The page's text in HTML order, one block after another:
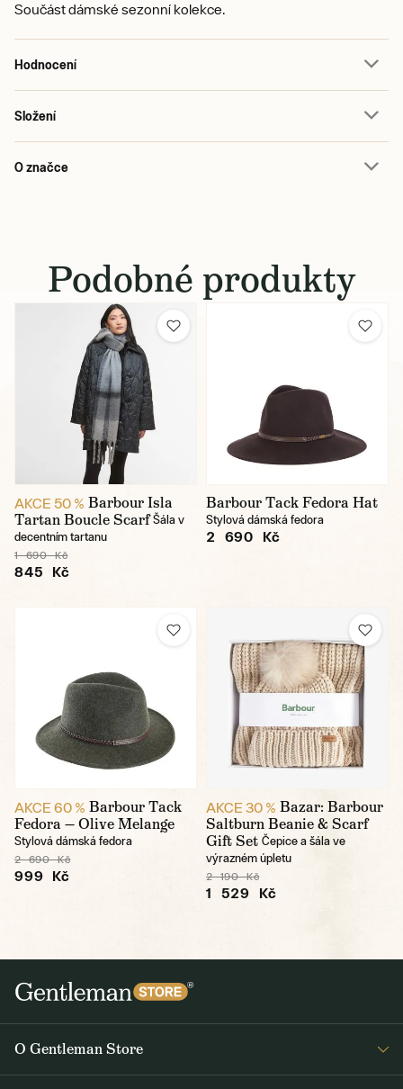
Součást dámské sezonní kolekce.
Hodnocení
Složení
O značce
Podobné produkty
AKCE 50 % Barbour Isla
Tartan Boucle Scarf Šála v
decentním tartanu
1 690 Kč
845 Kč
Barbour Tack Fedora Hat
Stylová dámská fedora
2 690 Kč
AKCE 60 % Barbour Tack
Fedora — Olive Melange
Stylová dámská fedora
2 690 Kč
999 Kč
AKCE 30 % Bazar: Barbour
Saltburn Beanie & Scarf
Gift Set Čepice a šála ve
výrazném úpletu
2 190 Kč
1 529 Kč
O Gentleman Store